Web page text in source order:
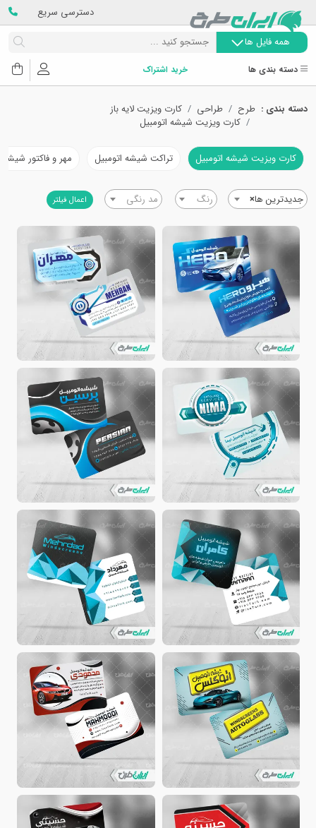
دسترسی سریع
همه فایل ها
دسته بندی ها خرید اشتراک
دسته بندی : طرح طراحی
کارت ویزیت لایه باز
کارت ویزیت شیشه اتومبیل
کارت ویزیت شیشه اتومبیل تراکت شیشه اتومبیل مهر و فاکتور شیشه
×جدیدترین ها رنگ مد رنگی اعمال فیلتر